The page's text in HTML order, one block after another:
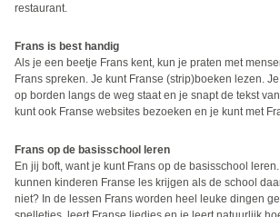
restaurant.
Frans is best handig
Als je een beetje Frans kent, kun je praten met
Frans spreken. Je kunt Franse (strip)boeken lezen.
op borden langs de weg staat en je snapt de tekst
kunt ook Franse websites bezoeken en je kunt met
Frans op de basisschool leren
En jij boft, want je kunt Frans op de basisschool
kunnen kinderen Franse les krijgen als de school
niet? In de lessen Frans worden heel leuke dingen